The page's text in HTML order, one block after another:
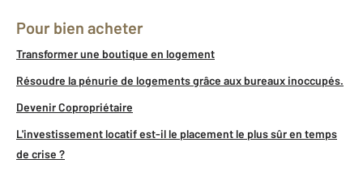
Pour bien acheter
Transformer une boutique en logement
Résoudre la pénurie de logements grâce aux bureaux inoccupés.
Devenir Copropriétaire
L'investissement locatif est-il le placement le plus sûr en temps
de crise ?